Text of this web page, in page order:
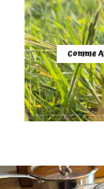
Comme